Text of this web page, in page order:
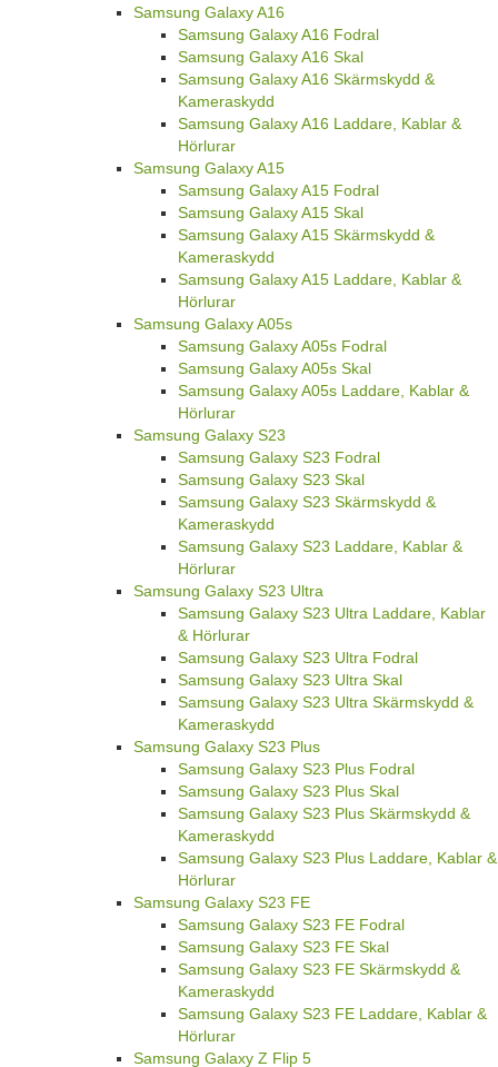
Samsung Galaxy A16
Samsung Galaxy A16 Fodral
Samsung Galaxy A16 Skal
Samsung Galaxy A16 Skärmskydd &
Kameraskydd
Samsung Galaxy A16 Laddare, Kablar &
Hörlurar
Samsung Galaxy A15
Samsung Galaxy A15 Fodral
Samsung Galaxy A15 Skal
Samsung Galaxy A15 Skärmskydd &
Kameraskydd
Samsung Galaxy A15 Laddare, Kablar &
Hörlurar
Samsung Galaxy A05s
Samsung Galaxy A05s Fodral
Samsung Galaxy A05s Skal
Samsung Galaxy A05s Laddare, Kablar &
Hörlurar
Samsung Galaxy S23
Samsung Galaxy S23 Fodral
Samsung Galaxy S23 Skal
Samsung Galaxy S23 Skärmskydd &
Kameraskydd
Samsung Galaxy S23 Laddare, Kablar &
Hörlurar
Samsung Galaxy S23 Ultra
Samsung Galaxy S23 Ultra Laddare, Kablar
& Hörlurar
Samsung Galaxy S23 Ultra Fodral
Samsung Galaxy S23 Ultra Skal
Samsung Galaxy S23 Ultra Skärmskydd &
Kameraskydd
Samsung Galaxy S23 Plus
Samsung Galaxy S23 Plus Fodral
Samsung Galaxy S23 Plus Skal
Samsung Galaxy S23 Plus Skärmskydd &
Kameraskydd
Samsung Galaxy S23 Plus Laddare, Kablar &
Hörlurar
Samsung Galaxy S23 FE
Samsung Galaxy S23 FE Fodral
Samsung Galaxy S23 FE Skal
Samsung Galaxy S23 FE Skärmskydd &
Kameraskydd
Samsung Galaxy S23 FE Laddare, Kablar &
Hörlurar
Samsung Galaxy Z Flip 5